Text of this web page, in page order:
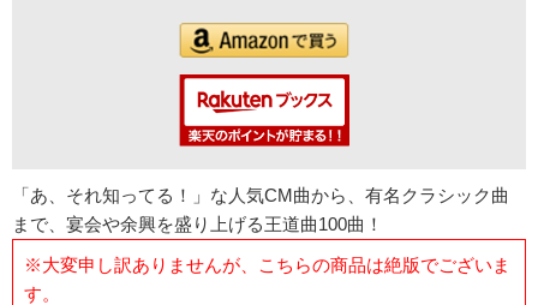
「あ、それ知ってる！」な人気CM曲から、有名クラシック曲
まで、宴会や余興を盛り上げる王道曲100曲！
※大変申し訳ありませんが、こちらの商品は絶版でございま
す。